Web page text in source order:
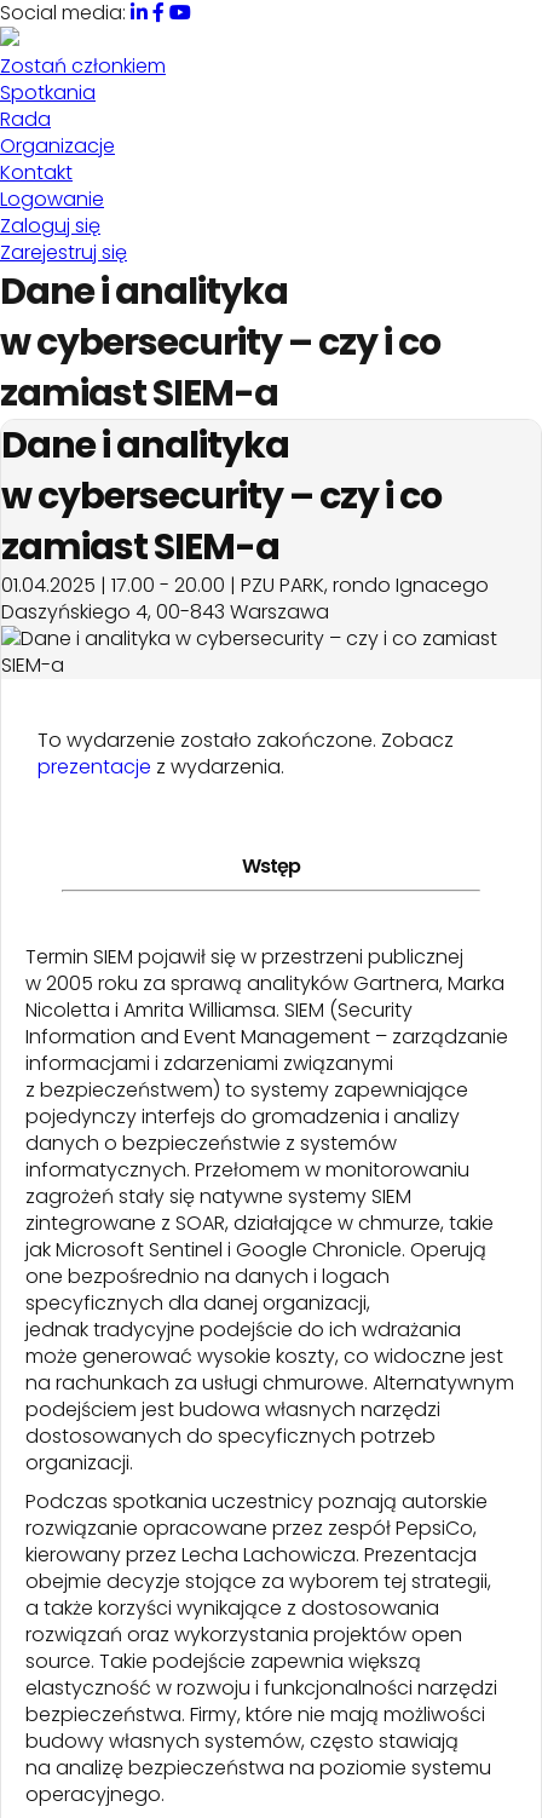
Social media:
Zostań członkiem
Spotkania
Rada
Organizacje
Kontakt
Logowanie
Zaloguj się
Zarejestruj się
Dane i analityka
w cybersecurity – czy i co
zamiast SIEM-a
Dane i analityka
w cybersecurity – czy i co
zamiast SIEM-a
01.04.2025 | 17.00 - 20.00 | PZU PARK, rondo Ignacego
Daszyńskiego 4, 00-843 Warszawa
To wydarzenie zostało zakończone. Zobacz
prezentacje z wydarzenia.
Wstęp
Termin SIEM pojawił się w przestrzeni publicznej
w 2005 roku za sprawą analityków Gartnera, Marka
Nicoletta i Amrita Williamsa. SIEM (Security
Information and Event Management – zarządzanie
informacjami i zdarzeniami związanymi
z bezpieczeństwem) to systemy zapewniające
pojedynczy interfejs do gromadzenia i analizy
danych o bezpieczeństwie z systemów
informatycznych. Przełomem w monitorowaniu
zagrożeń stały się natywne systemy SIEM
zintegrowane z SOAR, działające w chmurze, takie
jak Microsoft Sentinel i Google Chronicle. Operują
one bezpośrednio na danych i logach
specyficznych dla danej organizacji,
jednak tradycyjne podejście do ich wdrażania
może generować wysokie koszty, co widoczne jest
na rachunkach za usługi chmurowe. Alternatywnym
podejściem jest budowa własnych narzędzi
dostosowanych do specyficznych potrzeb
organizacji.
Podczas spotkania uczestnicy poznają autorskie
rozwiązanie opracowane przez zespół PepsiCo,
kierowany przez Lecha Lachowicza. Prezentacja
obejmie decyzje stojące za wyborem tej strategii,
a także korzyści wynikające z dostosowania
rozwiązań oraz wykorzystania projektów open
source. Takie podejście zapewnia większą
elastyczność w rozwoju i funkcjonalności narzędzi
bezpieczeństwa. Firmy, które nie mają możliwości
budowy własnych systemów, często stawiają
na analizę bezpieczeństwa na poziomie systemu
operacyjnego.